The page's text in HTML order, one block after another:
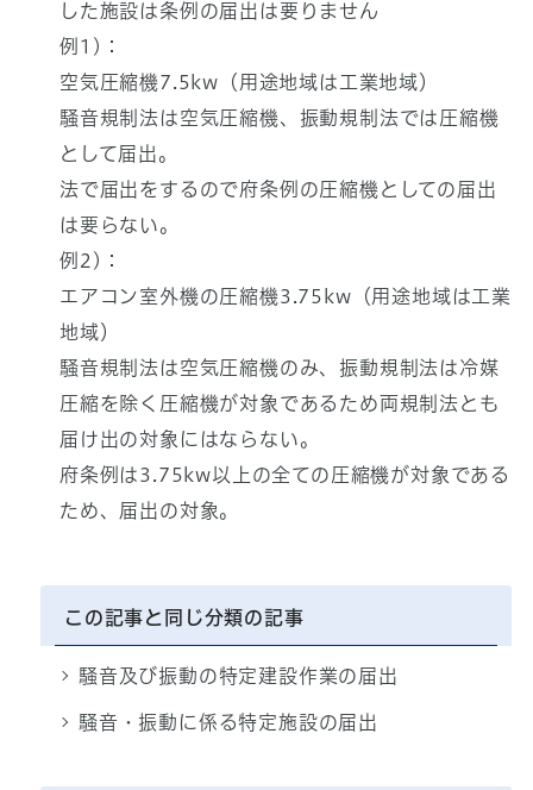
した施設は条例の届出は要りません
例1)：
空気圧縮機7.5kw（用途地域は工業地域）
騒音規制法は空気圧縮機、振動規制法では圧縮機
として届出。
法で届出をするので府条例の圧縮機としての届出
は要らない。
例2)：
エアコン室外機の圧縮機3.75kw（用途地域は工業
地域）
騒音規制法は空気圧縮機のみ、振動規制法は冷媒
圧縮を除く圧縮機が対象であるため両規制法とも
届け出の対象にはならない。
府条例は3.75kw以上の全ての圧縮機が対象である
ため、届出の対象。
この記事と同じ分類の記事
騒音及び振動の特定建設作業の届出
騒音・振動に係る特定施設の届出